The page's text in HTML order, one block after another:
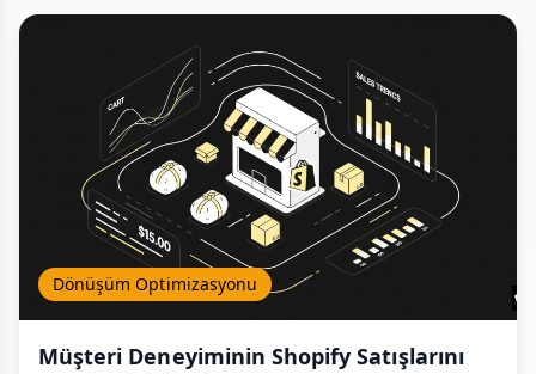
Dönüşüm Optimizasyonu
Müşteri Deneyiminin Shopify Satışlarını